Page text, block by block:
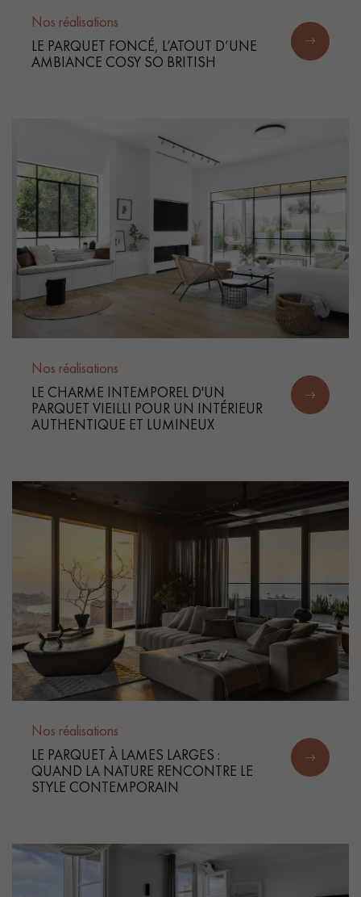
Nos réalisations
LE PARQUET FONCÉ, L’ATOUT D’UNE
AMBIANCE COSY SO BRITISH
Nos réalisations
LE CHARME INTEMPOREL D'UN
PARQUET VIEILLI POUR UN INTÉRIEUR
AUTHENTIQUE ET LUMINEUX
Nos réalisations
LE PARQUET À LAMES LARGES :
QUAND LA NATURE RENCONTRE LE
STYLE CONTEMPORAIN